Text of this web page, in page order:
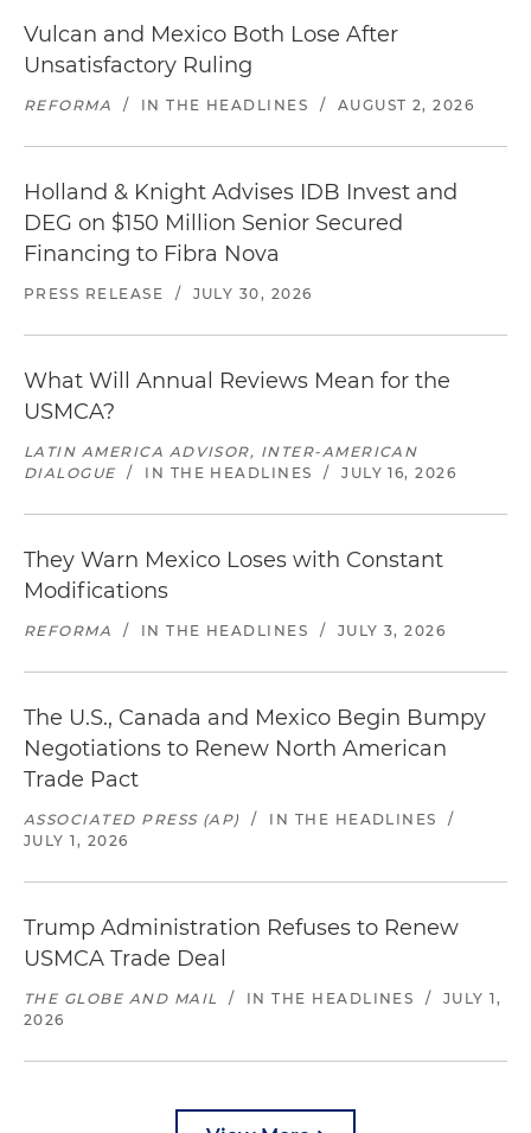
Vulcan and Mexico Both Lose After
Unsatisfactory Ruling
REFORMA / IN THE HEADLINES / AUGUST 2, 2026
Holland & Knight Advises IDB Invest and
DEG on $150 Million Senior Secured
Financing to Fibra Nova
PRESS RELEASE / JULY 30, 2026
What Will Annual Reviews Mean for the
USMCA?
LATIN AMERICA ADVISOR, INTER-AMERICAN
DIALOGUE
/ IN THE HEADLINES / JULY 16, 2026
They Warn Mexico Loses with Constant
Modifications
REFORMA / IN THE HEADLINES / JULY 3, 2026
The U.S., Canada and Mexico Begin Bumpy
Negotiations to Renew North American
Trade Pact
ASSOCIATED PRESS (AP) / IN THE HEADLINES
/
JULY 1, 2026
Trump Administration Refuses to Renew
USMCA Trade Deal
THE GLOBE AND MAIL / IN THE HEADLINES /
JULY 1,
2026